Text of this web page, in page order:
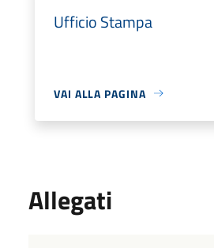
Ufficio Stampa
VAI ALLA PAGINA
Allegati